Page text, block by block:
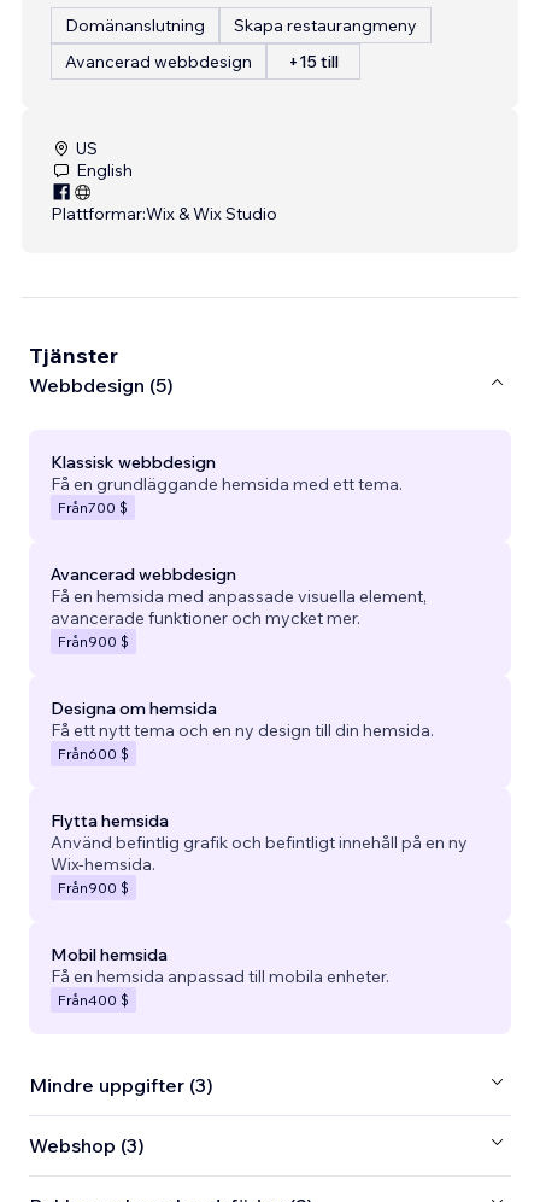
Domänanslutning
Skapa restaurangmeny
Avancerad webbdesign
+15 till
US
English
Plattformar:Wix & Wix Studio
Tjänster
Webbdesign (5)
Klassisk webbdesign
Få en grundläggande hemsida med ett tema.
Från700 $
Avancerad webbdesign
Få en hemsida med anpassade visuella element,
avancerade funktioner och mycket mer.
Från900 $
Designa om hemsida
Få ett nytt tema och en ny design till din hemsida.
Från600 $
Flytta hemsida
Använd befintlig grafik och befintligt innehåll på en ny
Wix-hemsida.
Från900 $
Mobil hemsida
Få en hemsida anpassad till mobila enheter.
Från400 $
Mindre uppgifter (3)
Webshop (3)